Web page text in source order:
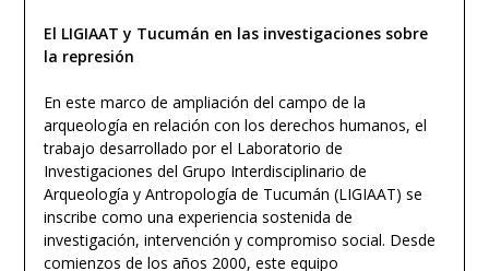
El LIGIAAT y Tucumán en las investigaciones sobre
la represión
En este marco de ampliación del campo de la
arqueología en relación con los derechos humanos, el
trabajo desarrollado por el Laboratorio de
Investigaciones del Grupo Interdisciplinario de
Arqueología y Antropología de Tucumán (LIGIAAT) se
inscribe como una experiencia sostenida de
investigación, intervención y compromiso social. Desde
comienzos de los años 2000, este equipo